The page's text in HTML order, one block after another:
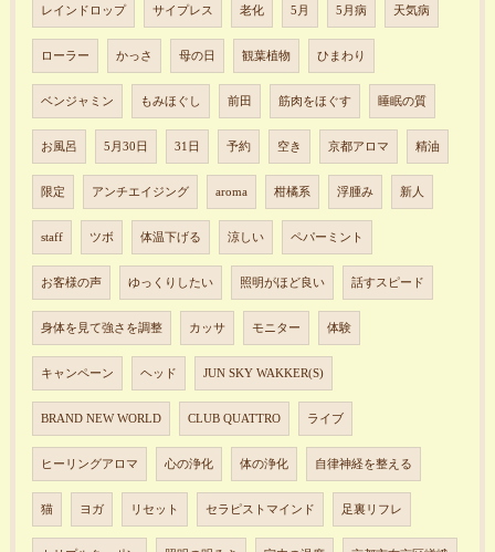
レインドロップ サイプレス 老化 5月 5月病 天気病
ローラー かっさ 母の日 観葉植物 ひまわり
ベンジャミン もみほぐし 前田 筋肉をほぐす 睡眠の質
お風呂 5月30日 31日 予約 空き 京都アロマ 精油
限定 アンチエイジング aroma 柑橘系 浮腫み 新人
staff ツボ 体温下げる 涼しい ペパーミント
お客様の声 ゆっくりしたい 照明がほど良い 話すスピード
身体を見て強さを調整 カッサ モニター 体験
キャンペーン ヘッド JUN SKY WAKKER(S)
BRAND NEW WORLD CLUB QUATTRO ライブ
ヒーリングアロマ 心の浄化 体の浄化 自律神経を整える
猫 ヨガ リセット セラピストマインド 足裏リフレ